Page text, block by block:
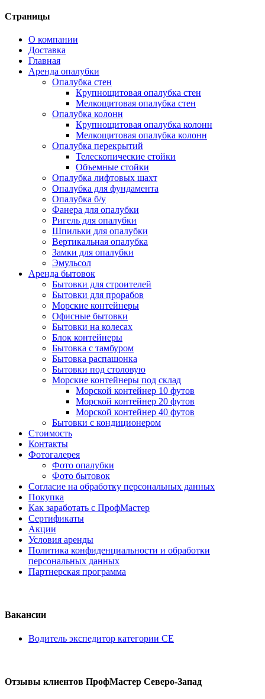
Страницы
О компании
Доставка
Главная
Аренда опалубки
Опалубка стен
Крупнощитовая опалубка стен
Мелкощитовая опалубка стен
Опалубка колонн
Крупнощитовая опалубка колонн
Мелкощитовая опалубка колонн
Опалубка перекрытий
Телескопические стойки
Объемные стойки
Опалубка лифтовых шахт
Опалубка для фундамента
Опалубка б/у
Фанера для опалубки
Ригель для опалубки
Шпильки для опалубки
Вертикальная опалубка
Замки для опалубки
Эмульсол
Аренда бытовок
Бытовки для строителей
Бытовки для прорабов
Морские контейнеры
Офисные бытовки
Бытовки на колесах
Блок контейнеры
Бытовка с тамбуром
Бытовка распашонка
Бытовки под столовую
Морские контейнеры под склад
Морской контейнер 10 футов
Морской контейнер 20 футов
Морской контейнер 40 футов
Бытовки с кондиционером
Стоимость
Контакты
Фотогалерея
Фото опалубки
Фото бытовок
Согласие на обработку персональных данных
Покупка
Как заработать с ПрофМастер
Сертификаты
Акции
Условия аренды
Политика конфиденциальности и обработки
персональных данных
Партнерская программа
Вакансии
Водитель экспедитор категории СЕ
Отзывы клиентов ПрофМастер Северо-Запад